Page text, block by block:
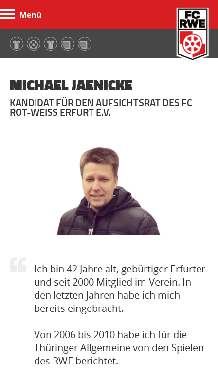
Menü
MICHAEL JAENICKE
KANDIDAT FÜR DEN AUFSICHTSRAT DES FC
ROT-WEISS ERFURT E.V.
Ich bin 42 Jahre alt, gebürtiger Erfurter
und seit 2000 Mitglied im Verein. In
den letzten Jahren habe ich mich
bereits eingebracht.
Von 2006 bis 2010 habe ich für die
Thüringer Allgemeine von den Spielen
des RWE berichtet.